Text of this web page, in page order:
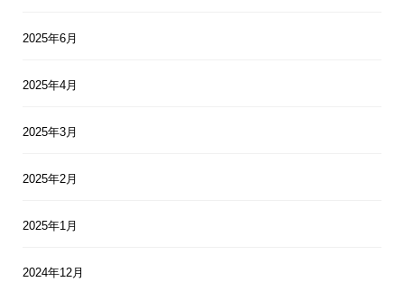
2025年6月
2025年4月
2025年3月
2025年2月
2025年1月
2024年12月